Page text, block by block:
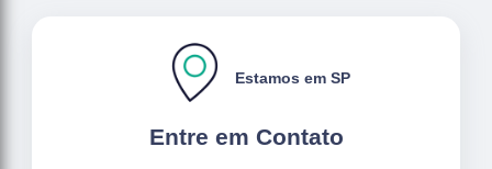
Entre em Contato
Estamos em SP